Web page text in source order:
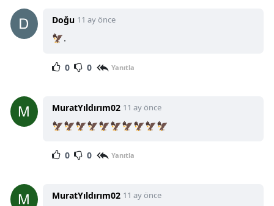
Doğu 11 ay önce
🦅.
0 0 Yanıtla
MuratYıldırım02 11 ay önce
🦅🦅🦅🦅🦅🦅🦅🦅🦅🦅
0 0 Yanıtla
MuratYıldırım02 11 ay önce